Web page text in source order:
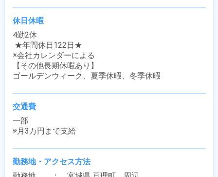
休日休暇
4勤2休
※会社カレンダーによる
【その他長期休暇あり】
ゴールデンウィーク、夏季休暇、冬季休暇
交通費
一部
※月3万円まで支給
勤務地・アクセス方法